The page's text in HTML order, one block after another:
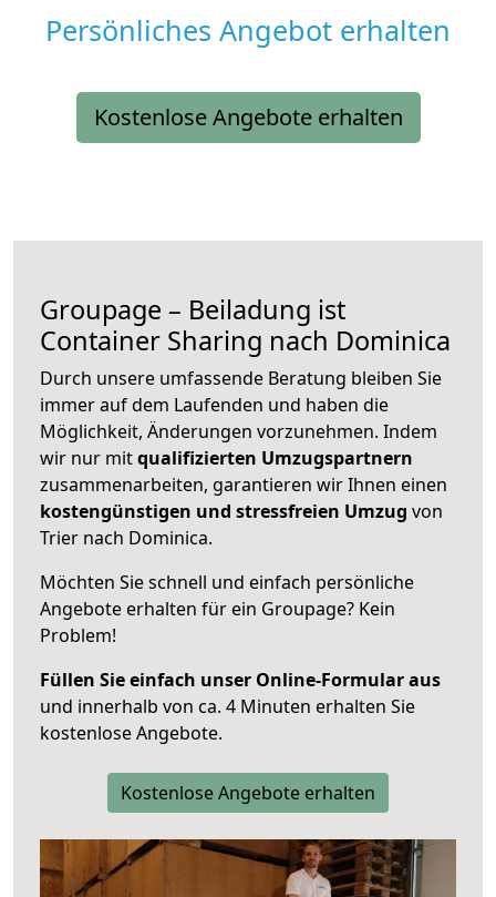
Persönliches Angebot erhalten
Kostenlose Angebote erhalten
Groupage – Beiladung ist
Container Sharing nach Dominica
Durch unsere umfassende Beratung bleiben Sie
immer auf dem Laufenden und haben die
Möglichkeit, Änderungen vorzunehmen. Indem
wir nur mitqualifizierten Umzugspartnern
zusammenarbeiten, garantieren wir Ihnen einen
kostengünstigen und stressfreien Umzug von
Trier nach Dominica.
Möchten Sie schnell und einfach persönliche
Angebote erhalten für ein Groupage? Kein
Problem!
Füllen Sie einfach unser Online-Formular aus
und innerhalb von ca. 4 Minuten erhalten Sie
kostenlose Angebote.
Kostenlose Angebote erhalten